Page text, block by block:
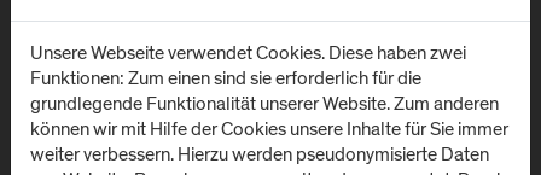
Unsere Webseite verwendet Cookies. Diese haben zwei
Funktionen: Zum einen sind sie erforderlich für die
grundlegende Funktionalität unserer Website. Zum anderen
können wir mit Hilfe der Cookies unsere Inhalte für Sie immer
weiter verbessern. Hierzu werden pseudonymisierte Daten